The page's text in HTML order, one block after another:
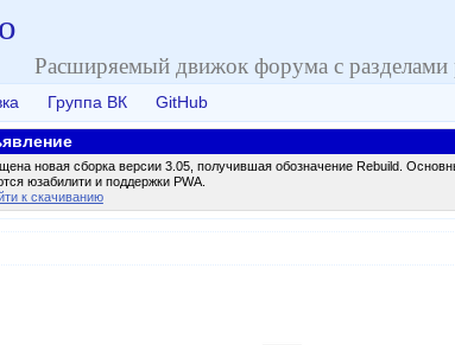
Расширяемый движок форума с разделами
Группа ВК GitHub
новая сборка версии 3.05, получившая обозначение Rebuild.
юзабилити и поддержки PWA.
к скачиванию